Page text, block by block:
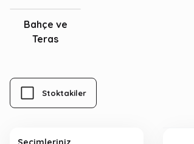
Bahçe ve
Teras
Stoktakiler